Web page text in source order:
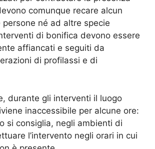
comunque recare alcun
persone né ad altre specie
di bonifica devono essere
affiancati e seguiti da
di profilassi e di
durante gli interventi il luogo
inaccessibile per alcune ore:
si consiglia, negli ambienti di
l’intervento negli orari in cui